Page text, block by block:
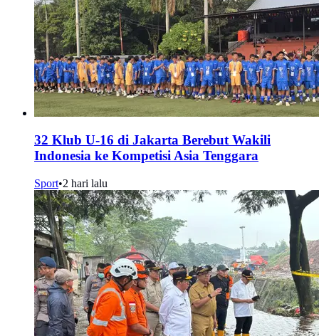
32 Klub U-16 di Jakarta Berebut Wakili
Indonesia ke Kompetisi Asia Tenggara
Sport•2 hari lalu